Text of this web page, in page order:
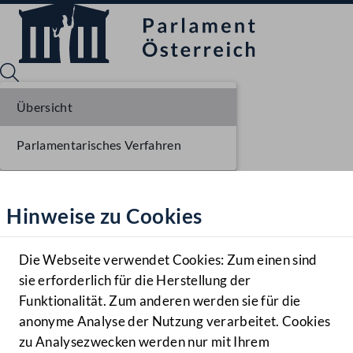
Hilfe
Benutzer
Navigationsmenü öffnen
MENÜ
Hinweise zu Cookies
Die Webseite verwendet Cookies: Zum einen sind
sie erforderlich für die Herstellung der
Funktionalität. Zum anderen werden sie für die
anonyme Analyse der Nutzung verarbeitet. Cookies
zu Analysezwecken werden nur mit Ihrem
Übersicht
Parlamentarisches Verfahren